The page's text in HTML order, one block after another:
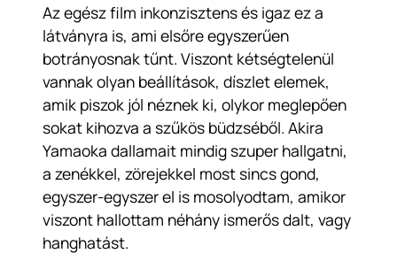
Az egész film inkonzisztens és igaz ez a
látványra is, ami elsőre egyszerűen
botrányosnak tűnt. Viszont kétségtelenül
vannak olyan beállítások, díszlet elemek,
amik piszok jól néznek ki, olykor meglepően
sokat kihozva a szűkös büdzséből. Akira
Yamaoka dallamait mindig szuper hallgatni,
a zenékkel, zörejekkel most sincs gond,
egyszer-egyszer el is mosolyodtam, amikor
viszont hallottam néhány ismerős dalt, vagy
hanghatást.